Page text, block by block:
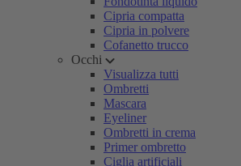
Cipria compatta
Cipria in polvere
Cofanetto trucco
Occhi
Visualizza tutti
Ombretti
Mascara
Eyeliner
Ombretti in crema
Primer ombretto
Ciglia artificiali